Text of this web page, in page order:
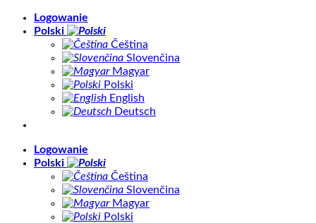
Skip
Logowanie
Polski
Čeština
Slovenčina
Magyar
Polski
English
Deutsch
Logowanie
Polski
Čeština
Slovenčina
Magyar
Polski